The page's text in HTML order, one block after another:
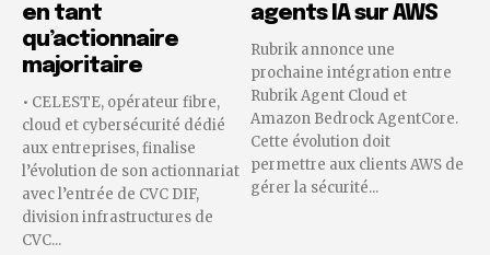
en tant
qu’actionnaire
majoritaire
• CELESTE, opérateur fibre,
cloud et cybersécurité dédié
aux entreprises, finalise
l’évolution de son actionnariat
avec l’entrée de CVC DIF,
division infrastructures de
CVC...
agents IA sur AWS
Rubrik annonce une
prochaine intégration entre
Rubrik Agent Cloud et
Amazon Bedrock AgentCore.
Cette évolution doit
permettre aux clients AWS de
gérer la sécurité...